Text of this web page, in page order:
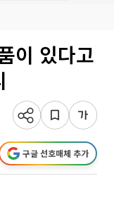
이 있다고
구글 선호매체 추가